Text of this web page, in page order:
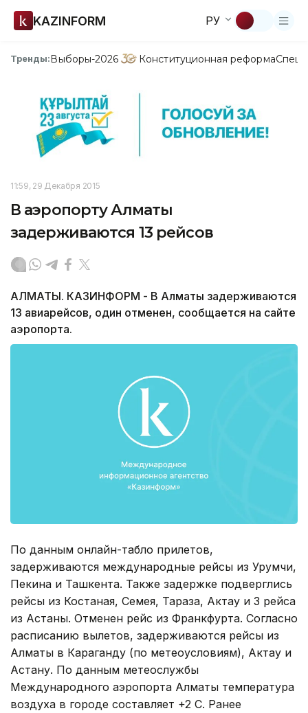
KAZINFORM РУ
Тренды:Выборы-2026 Конституционная реформа
11:59, 29 Декабря 2015
В аэропорту Алматы
задерживаются 13 рейсов
АЛМАТЫ. КАЗИНФОРМ - В Алматы задерживаются
13 авиарейсов, один отменен, сообщается на сайте
аэропорта.
По данным онлайн-табло прилетов,
задерживаются международные рейсы из Урумчи,
Пекина и Ташкента. Также задержке подверглись
рейсы из Костаная, Семея, Тараза, Актау и 3 рейса
из Астаны. Отменен рейс из Франкфурта. Согласно
расписанию вылетов, задерживаются рейсы из
Алматы в Караганду (по метеоусловиям), Актау и
Астану. По данным метеослужбы
Международного аэропорта Алматы температура
воздуха в городе составляет +2 С. Ранее